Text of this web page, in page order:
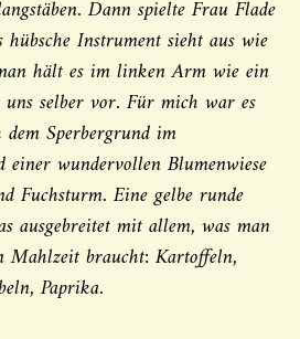
Dann spielte Frau Flade
Instrument sieht aus wie
hält es im linken Arm wie ein
selber vor. Für mich war es
Sperbergrund im
einer wundervollen Blumenwiese
Fuchsturm. Eine gelbe runde
ausgebreitet mit allem, was man
Mahlzeit braucht: Kartoffeln,
Paprika.